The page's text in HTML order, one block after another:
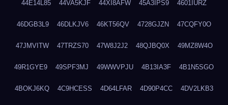
44E14L85 44VA5KJF 44XI8AFW 45A3IPS9 4601IURZ
46DGB3L9 46DLKJV6 46KT56QV 4728GJZN 47CQFY0O
47JMVITW 47TRZS70 47W8J2J2 48QJBQ0X 49MZ8W4O
49R1GYE9 49SPF3MJ 49WWVPJU 4B13IA3F 4B1N5SGO
4BOKJ6KQ 4C9HCESS 4D64LFAR 4D90P4CC 4DV2LKB3